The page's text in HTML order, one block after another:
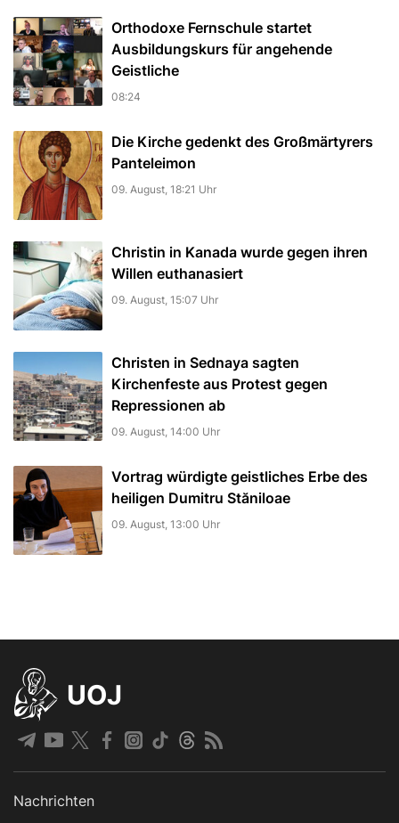
Orthodoxe Fernschule startet
Ausbildungskurs für angehende
Geistliche
08:24
Die Kirche gedenkt des Großmärtyrers
Panteleimon
09. August, 18:21 Uhr
Christin in Kanada wurde gegen ihren
Willen euthanasiert
09. August, 15:07 Uhr
Christen in Sednaya sagten
Kirchenfeste aus Protest gegen
Repressionen ab
09. August, 14:00 Uhr
Vortrag würdigte geistliches Erbe des
heiligen Dumitru Stăniloae
09. August, 13:00 Uhr
UOJ
Nachrichten